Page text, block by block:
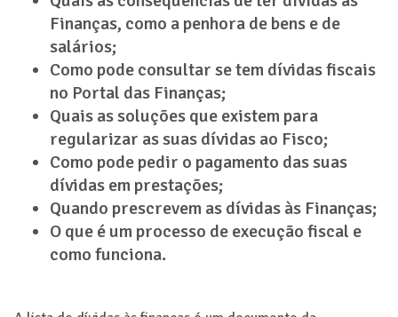
Finanças, como a penhora de bens e de
salários;
Como pode consultar se tem dívidas fiscais
no Portal das Finanças;
Quais as soluções que existem para
regularizar as suas dívidas ao Fisco;
Como pode pedir o pagamento das suas
dívidas em prestações;
Quando prescrevem as dívidas às Finanças;
O que é um processo de execução fiscal e
como funciona.